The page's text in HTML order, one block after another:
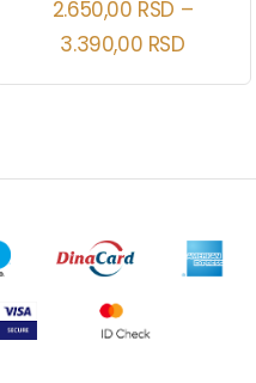
2.650,00 RSD –
3.390,00 RSD